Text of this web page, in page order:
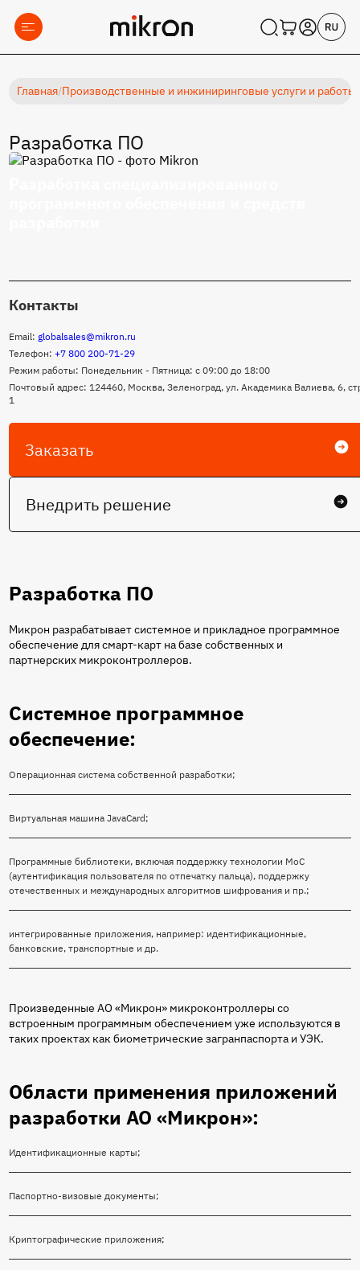
Главная/Производственные и инжиниринговые услуги и работы
Разработка ПО
Контакты
Email: globalsales@mikron.ru
Телефон:+7 800 200-71-29
Режим работы: Понедельник - Пятница: с 09:00 до 18:00
Почтовый адрес: 124460, Москва, Зеленоград, ул. Академика Валиева, 6,
1
Заказать
Внедрить решение
Разработка ПО
Микрон разрабатывает системное и прикладное программное
обеспечение для смарт-карт на базе собственных и
партнерских микроконтроллеров.
Системное программное
обеспечение:
Операционная система собственной разработки;
Виртуальная машина JavaCard;
Программные библиотеки, включая поддержку технологии MoC
(аутентификация пользователя по отпечатку пальца), поддержку
отечественных и международных алгоритмов шифрования и пр.;
интегрированные приложения, например: идентификационные,
банковские, транспортные и др.
Произведенные АО «Микрон» микроконтроллеры со
встроенным программным обеспечением уже используются в
таких проектах как биометрические загранпаспорта и УЭК.
Области применения приложений
разработки АО «Микрон»:
Идентификационные карты;
Паспортно-визовые документы;
Криптографические приложения;